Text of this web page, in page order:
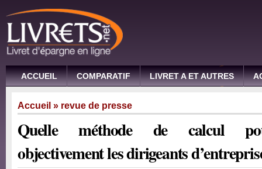
ACCUEIL COMPARATIF LIVRET A ET AUTRES
Accueil » revue de presse
Quelle méthode de calcul
objectivement les dirigeants